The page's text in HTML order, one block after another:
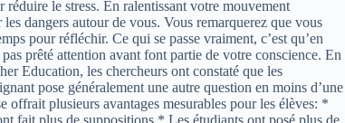
le stress. En ralentissant votre mouvement
dangers autour de vous. Vous remarquerez que vous
pour réfléchir. Ce qui se passe vraiment, c’est qu’en
prêté attention avant font partie de votre conscience. En
Education, les chercheurs ont constaté que les
pose généralement une autre question en moins d’une
offrait plusieurs avantages mesurables pour les élèves: *
fait plus de suppositions * Les étudiants ont posé plus de